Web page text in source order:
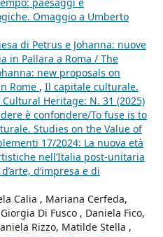
Omaggio a Umberto
di Petrus e Johanna: nuove
in Pallara a Roma / The
new proposals on
Rome , Il capitale culturale.
Heritage: N. 31 (2025)
è confondere/To fuse is to
Studies on the Value of
17/2024: La nuova età
nell’Italia post-unitaria
d’impresa e di
Calia , Mariana Cerfeda,
Di Fusco , Daniela Fico,
Rizzo, Matilde Stella ,